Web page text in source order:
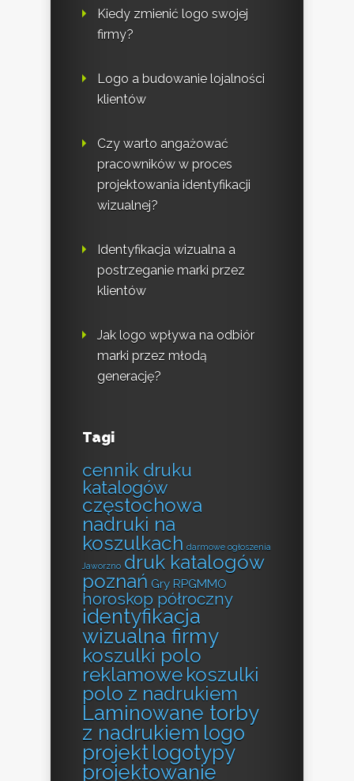
Kiedy zmienić logo swojej
firmy?
Logo a budowanie lojalności
klientów
Czy warto angażować
pracowników w proces
projektowania identyfikacji
wizualnej?
Identyfikacja wizualna a
postrzeganie marki przez
klientów
Jak logo wpływa na odbiór
marki przez młodą
generację?
Tagi
cennik druku
katalogów
częstochowa
nadruki na
koszulkach darmowe ogłoszenia
Jaworzno druk katalogów
poznań Gry RPGMMO
horoskop półroczny
identyfikacja
wizualna firmy
koszulki polo
reklamowe koszulki
polo z nadrukiem
Laminowane torby
z nadrukiem logo
projekt logotypy
projektowanie